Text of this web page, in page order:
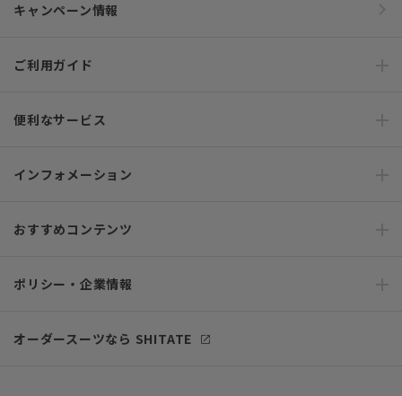
キャンペーン情報
ご利用ガイド
便利なサービス
インフォメーション
おすすめコンテンツ
ポリシー・企業情報
オーダースーツなら SHITATE